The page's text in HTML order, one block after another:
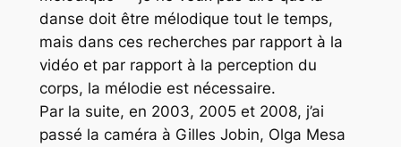
danse doit être mélodique tout le temps,
mais dans ces recherches par rapport à la
vidéo et par rapport à la perception du
corps, la mélodie est nécessaire.
Par la suite, en 2003, 2005 et 2008, j’ai
passé la caméra à Gilles Jobin, Olga Mesa